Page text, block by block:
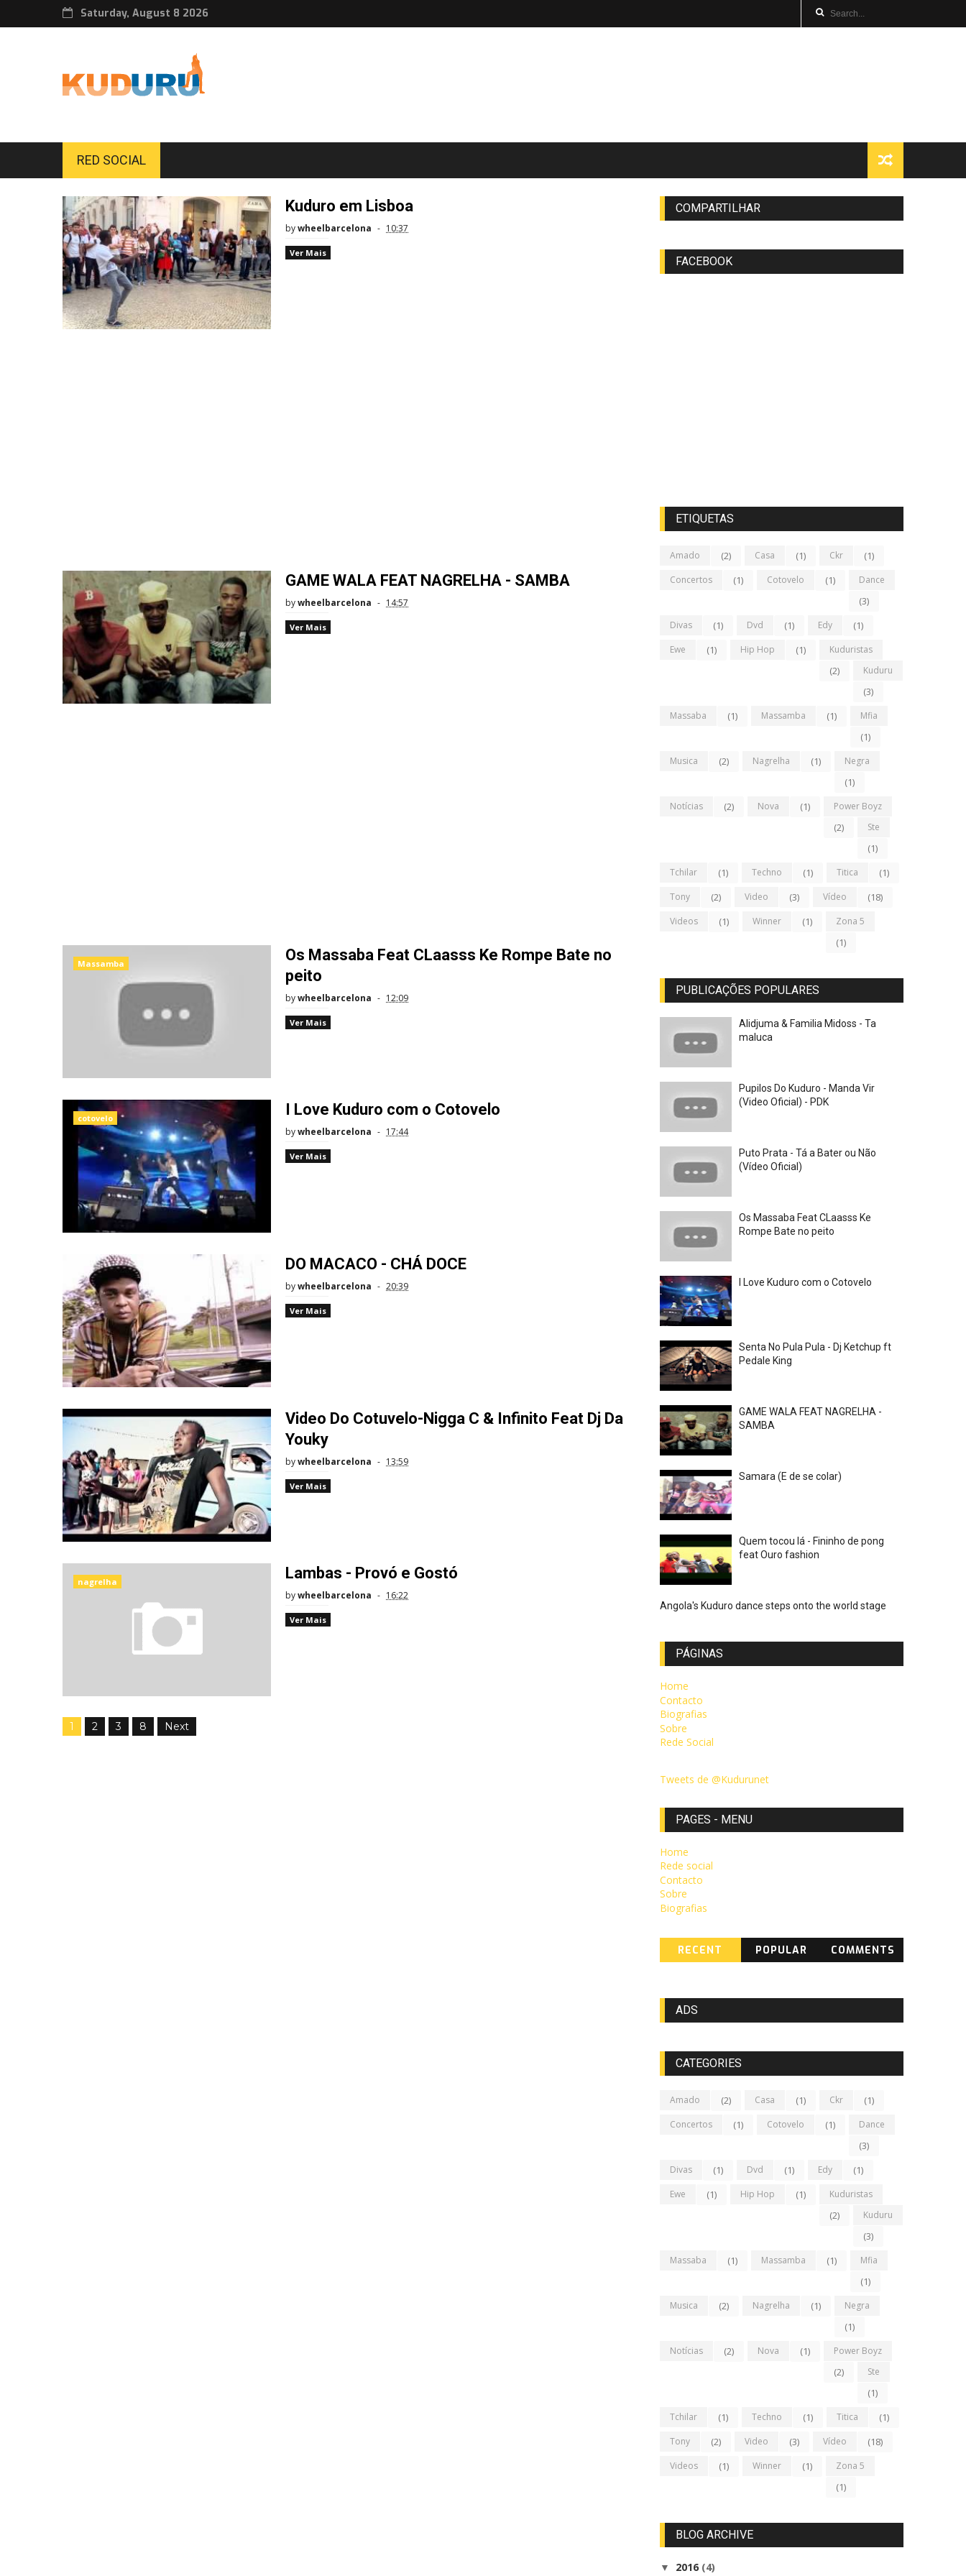
Saturday, August 8 2026
RED SOCIAL
Kuduro em Lisboa
bywheelbarcelona 10:37
Ver Mais
GAME WALA FEAT NAGRELHA - SAMBA
bywheelbarcelona 14:57
Ver Mais
Massamba
Os Massaba Feat CLaasss Ke Rompe Bate no
peito
bywheelbarcelona 12:09
Ver Mais
cotovelo I Love Kuduro com o Cotovelo
bywheelbarcelona 17:44
Ver Mais
DO MACACO - CHÁ DOCE
bywheelbarcelona 20:39
Ver Mais
Video Do Cotuvelo-Nigga C & Infinito Feat Dj Da
Youky
bywheelbarcelona 13:59
Ver Mais
nagrelha Lambas - Provó e Gostó
bywheelbarcelona 16:22
Ver Mais
1 2 3 8 Next
COMPARTILHAR
FACEBOOK
ETIQUETAS
Amado (2) Casa (1) Ckr (1)
Concertos (1) Cotovelo (1) Dance
(3)
Divas (1) Dvd (1) Edy (1)
Ewe (1) Hip Hop (1) Kuduristas
(2) Kuduru
(3)
Massaba (1) Massamba (1) Mfia
(1)
Musica (2) Nagrelha (1) Negra
(1)
Notícias (2) Nova (1) Power Boyz
(2) Ste
(1)
Tchilar (1) Techno (1) Titica (1)
Tony (2) Video (3) Vídeo (18)
Videos (1) Winner (1) Zona 5
(1)
PUBLICAÇÕES POPULARES
Alidjuma & Familia Midoss - Ta
maluca
Pupilos Do Kuduro - Manda Vir
(Video Oficial) - PDK
Puto Prata - Tá a Bater ou Não
(Vídeo Oficial)
Os Massaba Feat CLaasss Ke
Rompe Bate no peito
I Love Kuduro com o Cotovelo
Senta No Pula Pula - Dj Ketchup ft
Pedale King
GAME WALA FEAT NAGRELHA -
SAMBA
Samara (E de se colar)
Quem tocou lá - Fininho de pong
feat Ouro fashion
Angola's Kuduro dance steps onto the world stage
PÁGINAS
Home
Contacto
Biografias
Sobre
Rede Social
Tweets de @Kudurunet
PAGES - MENU
Home
Rede social
Contacto
Sobre
Biografias
RECENT POPULAR COMMENTS
ADS
CATEGORIES
Amado (2) Casa (1) Ckr (1)
Concertos (1) Cotovelo (1) Dance
(3)
Divas (1) Dvd (1) Edy (1)
Ewe (1) Hip Hop (1) Kuduristas
(2) Kuduru
(3)
Massaba (1) Massamba (1) Mfia
(1)
Musica (2) Nagrelha (1) Negra
(1)
Notícias (2) Nova (1) Power Boyz
(2) Ste
(1)
Tchilar (1) Techno (1) Titica (1)
Tony (2) Video (3) Vídeo (18)
Videos (1) Winner (1) Zona 5
(1)
BLOG ARCHIVE
▼ 2016 (4)